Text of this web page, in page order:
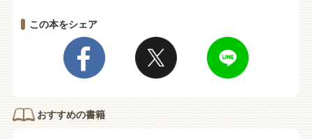
この本をシェア
おすすめの書籍